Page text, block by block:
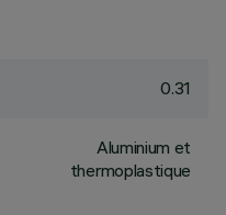
0.31
Aluminium et
thermoplastique